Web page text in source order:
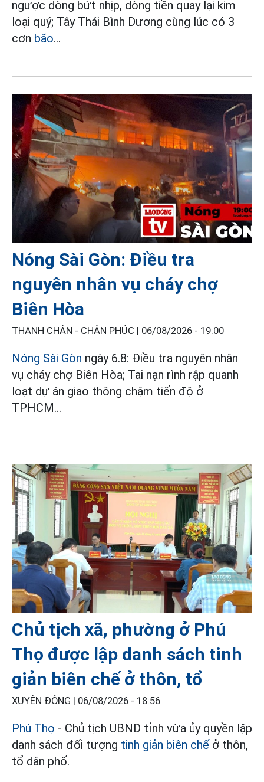
ngược dòng bứt nhịp, dòng tiền quay lại kim
loại quý; Tây Thái Bình Dương cùng lúc có 3
cơn bão...
Nóng Sài Gòn: Điều tra
nguyên nhân vụ cháy chợ
Biên Hòa
THANH CHÂN - CHÂN PHÚC | 06/08/2026 - 19:00
Nóng Sài Gòn ngày 6.8: Điều tra nguyên nhân
vụ cháy chợ Biên Hòa; Tai nạn rình rập quanh
loạt dự án giao thông chậm tiến độ ở
TPHCM...
Chủ tịch xã, phường ở Phú
Thọ được lập danh sách tinh
giản biên chế ở thôn, tổ
XUYÊN ĐÔNG | 06/08/2026 - 18:56
Phú Thọ - Chủ tịch UBND tỉnh vừa ủy quyền lập
danh sách đối tượng tinh giản biên chế ở thôn,
tổ dân phố.